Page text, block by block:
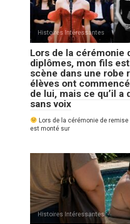
Histoires Intéressantes
Lors de la cérémonie
diplômes, mon fils
scène dans une robe
élèves ont
de lui, mais ce qu’il a
sans voix
Lors de la cérémonie de
est monté sur
Histoires Intéressantes